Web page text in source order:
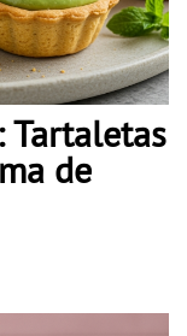
Tartaletas
de